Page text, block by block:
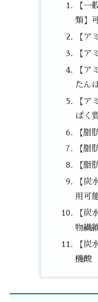
【一
類】
【ア
【ア
【ア
たん
【ア
ぱく
【脂
【脂
【脂
【炭
用可
【炭
物繊
【炭
機酸